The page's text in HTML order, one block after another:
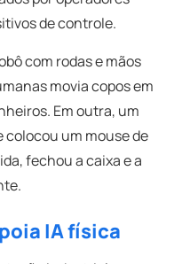
de controle.
com rodas e mãos
movia copos em
Em outra, um
colocou um mouse de
fechou a caixa e a
IA física